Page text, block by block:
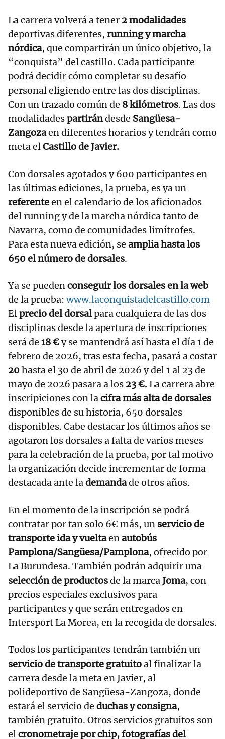
La carrera volverá a tener 2 modalidades
deportivas diferentes, running y marcha
nórdica, que compartirán un único objetivo, la
“conquista” del castillo. Cada participante
podrá decidir cómo completar su desafío
personal eligiendo entre las dos disciplinas.
Con un trazado común de 8 kilómetros. Las dos
modalidadespartirándesde Sangüesa-
Zangozaen diferentes horarios y tendrán como
meta elCastillo de Javier.
Con dorsales agotados y 600 participantes en
las últimas ediciones, la prueba, es ya un
referenteen el calendario de los aficionados
del running y de la marcha nórdica tanto de
Navarra, como de comunidades limítrofes.
Para esta nueva edición, se amplia hasta los
650 el número de dorsales.
Ya se puedenconseguir los dorsales en la web
de la prueba:www.laconquistadelcastillo.com
Elprecio del dorsalpara cualquiera de las dos
disciplinas desde la apertura de inscripciones
será de 18 €y se mantendrá así hasta el día 1 de
febrero de 2026, tras esta fecha, pasará a costar
20hasta el 30 de abril de 2026 y del 1 al 23 de
mayo de 2026 pasara a los 23 €.La carrera abre
inscripiciones con lacifra más alta de dorsales
disponibles de su historia, 650 dorsales
disponibles. Cabe destacar los últimos años se
agotaron los dorsales a falta de varios meses
para la celebración de la prueba, por tal motivo
la organización decide incrementar de forma
destacada ante lademandade otros años.
En el momento de la inscripción se podrá
contratar por tan solo 6€ más, un servicio de
transporte ida y vueltaenautobús
Pamplona/Sangüesa/Pamplona, ofrecido por
La Burundesa. También podrán adquirir una
selección de productosde la marcaJoma, con
precios especiales exclusivos para
participantes y que serán entregados en
Intersport La Morea, en la recogida de dorsales.
Todos los participantes tendrán también un
servicio de transporte gratuitoal finalizar la
carrera desde la meta en Javier, al
polideportivo de Sangüesa-Zangoza, donde
estará el servicio de duchas y consigna,
también gratuito. Otros servicios gratuitos son
elcronometraje por chip, fotografías del